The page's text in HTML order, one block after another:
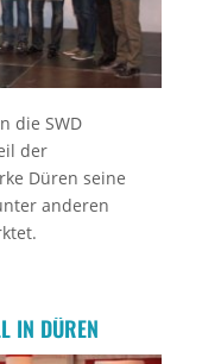
die SWD
der
Düren seine
anderen
IN DÜREN